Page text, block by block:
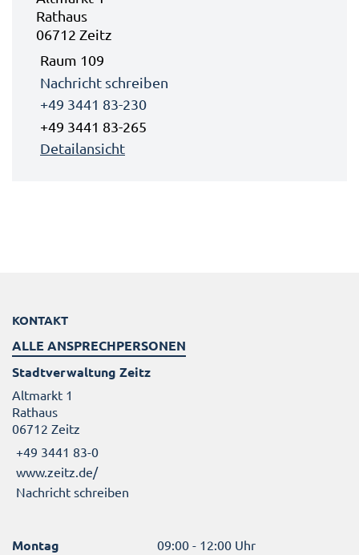
Rathaus
06712 Zeitz
Raum 109
Nachricht schreiben
+49 3441 83-230
+49 3441 83-265
Detailansicht
KONTAKT
ALLE ANSPRECHPERSONEN
Stadtverwaltung Zeitz
Altmarkt 1
Rathaus
06712 Zeitz
+49 3441 83-0
www.zeitz.de/
Nachricht schreiben
Montag 09:00 - 12:00 Uhr